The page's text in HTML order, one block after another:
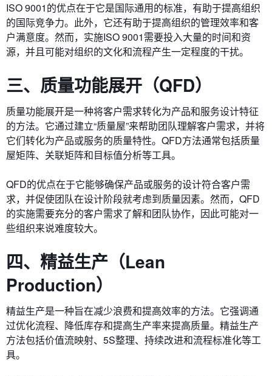
ISO 9001的优点在于它是国际通用的标准，有助于提高组织
的国际竞争力。此外，它还有助于提高组织的管理效率和客
户满意度。然而，实施ISO 9001需要投入大量的时间和资
源，并且可能对组织的文化和流程产生一定程度的干扰。
三、质量功能展开（QFD）
质量功能展开是一种将客户需求转化为产品和服务设计特征
的方法。它通过建立“质量屋”来帮助团队理解客户需求，并将
它们转化为产品或服务的质量特性。QFD方法通常包括质量
屋矩阵、关联矩阵和目标值分析等工具。
QFD的优点在于它能够确保产品或服务的设计符合客户需
求，并促使团队在设计阶段就考虑到质量因素。然而，QFD
的实施需要充分的客户需求了解和团队协作，因此可能对一
些组织来说难度较大。
四、精益生产（Lean
Production）
精益生产是一种旨在减少浪费和提高效率的方法。它强调通
过优化流程、降低库存和提高生产率来提高质量。精益生产
方法包括价值流映射、5S整理、持续改进和流程标准化等工
具。